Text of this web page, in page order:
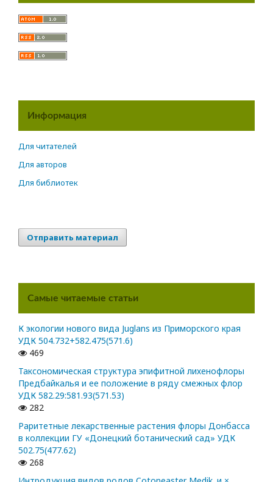
Информация
Для читателей
Для авторов
Для библиотек
Отправить материал
Самые читаемые статьи
К экологии нового вида Juglans из Приморского края
УДК 504.732+582.475(571.6)
469
Таксономическая структура эпифитной лихенофлоры
Предбайкалья и ее положение в ряду смежных флор
УДК 582.29:581.93(571.53)
282
Раритетные лекарственные растения флоры Донбасса
в коллекции ГУ «Донецкий ботанический сад» УДК
502.75(477.62)
268